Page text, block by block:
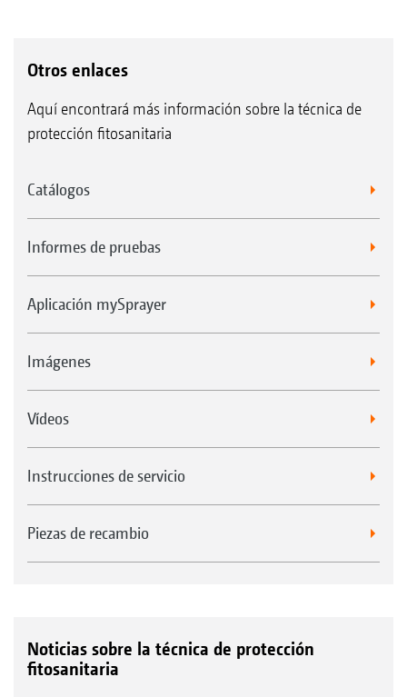
Otros enlaces
Aquí encontrará más información sobre la técnica de
protección fitosanitaria
Catálogos
Informes de pruebas
Aplicación mySprayer
Imágenes
Vídeos
Instrucciones de servicio
Piezas de recambio
Noticias sobre la técnica de protección
fitosanitaria